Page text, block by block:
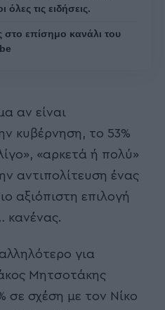
τις ειδήσεις.
επίσημο κανάλι του
αν είναι
κυβέρνηση, το 53%
«αρκετά ή πολύ»
αντιπολίτευση ένας
αξιόπιστη επιλογή
κανένας.
για
Μητσοτάκης
σε σχέση με τον Νίκο